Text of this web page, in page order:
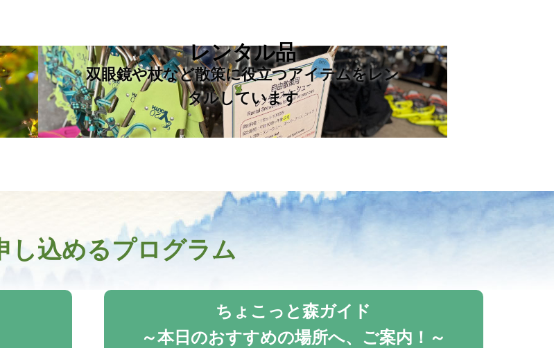
レンタル品
双眼鏡や杖など散策に役立つアイテムをレン
タルしています
し込めるプログラム
ちょこっと森ガイド
～本日のおすすめの場所へ、ご案内！～